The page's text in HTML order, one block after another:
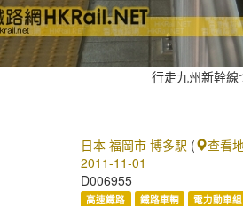
行走九州新幹
日本 福岡市 博多駅 ( 查看
2011-11-01
D006955
高速鐵路 鐵路車輛 電力動車